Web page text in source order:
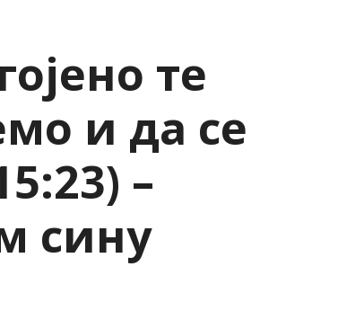
те
и да се
–
сину